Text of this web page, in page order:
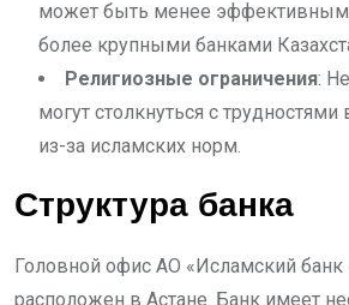
может быть менее
более крупными банками
Религиозные ограничения:
могут столкнуться с трудностями
из-за исламских норм.
Структура банка
Головной офис АО «Исламский
расположен в Астане. Банк имеет